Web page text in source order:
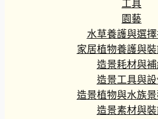
工具
園藝
水草養護與選
家居植物養護與
造景耗材與
造景工具與
造景植物與水族
造景素材與